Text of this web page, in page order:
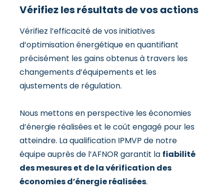
Vérifiez les résultats de vos actions
Vérifiez l’efficacité de vos initiatives
d’optimisation énergétique en quantifiant
précisément les gains obtenus à travers les
changements d’équipements et les
ajustements de régulation.
Nous mettons en perspective les économies
d’énergie réalisées et le coût engagé pour les
atteindre. La qualification IPMVP de notre
équipe auprès de l’AFNOR garantit la fiabilité
des mesures et de la vérification des
économies d’énergie réalisées.